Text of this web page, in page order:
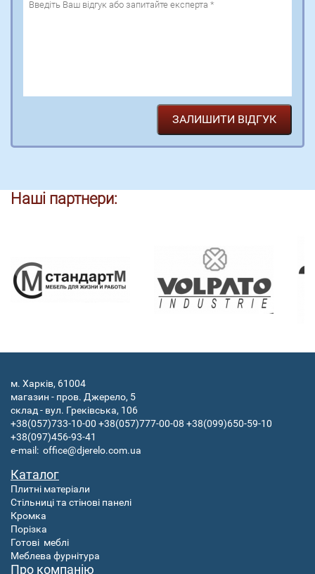
Наші партнери:
м. Харків, 61004
магазин - пров. Джерело, 5
склад - вул. Греківська, 106
+38(057)733-10-00 +38(057)777-00-08 +38(099)650-59-10
+38(097)456-93-41
e-mail: office@djerelo.com.ua
Каталог
Плитні матеріали
Стільниці та стінові панелі
Кромка
Порізка
Готові меблі
Меблева фурнітура
Про компанію